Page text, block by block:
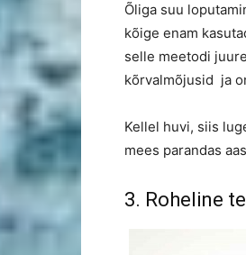
Õliga suu
kõige enam
selle meetodi
kõrvalmõjusid ja
Kellel huvi, siis
mees parandas
3. Roheline